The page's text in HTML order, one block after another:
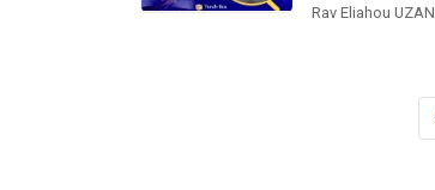
Rav Eliahou UZAN